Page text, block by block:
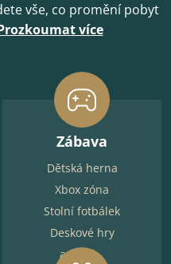
vše, co promění pobyt
více
Zábava
Dětská herna
Xbox zóna
Stolní fotbálek
Deskové hry
a další...